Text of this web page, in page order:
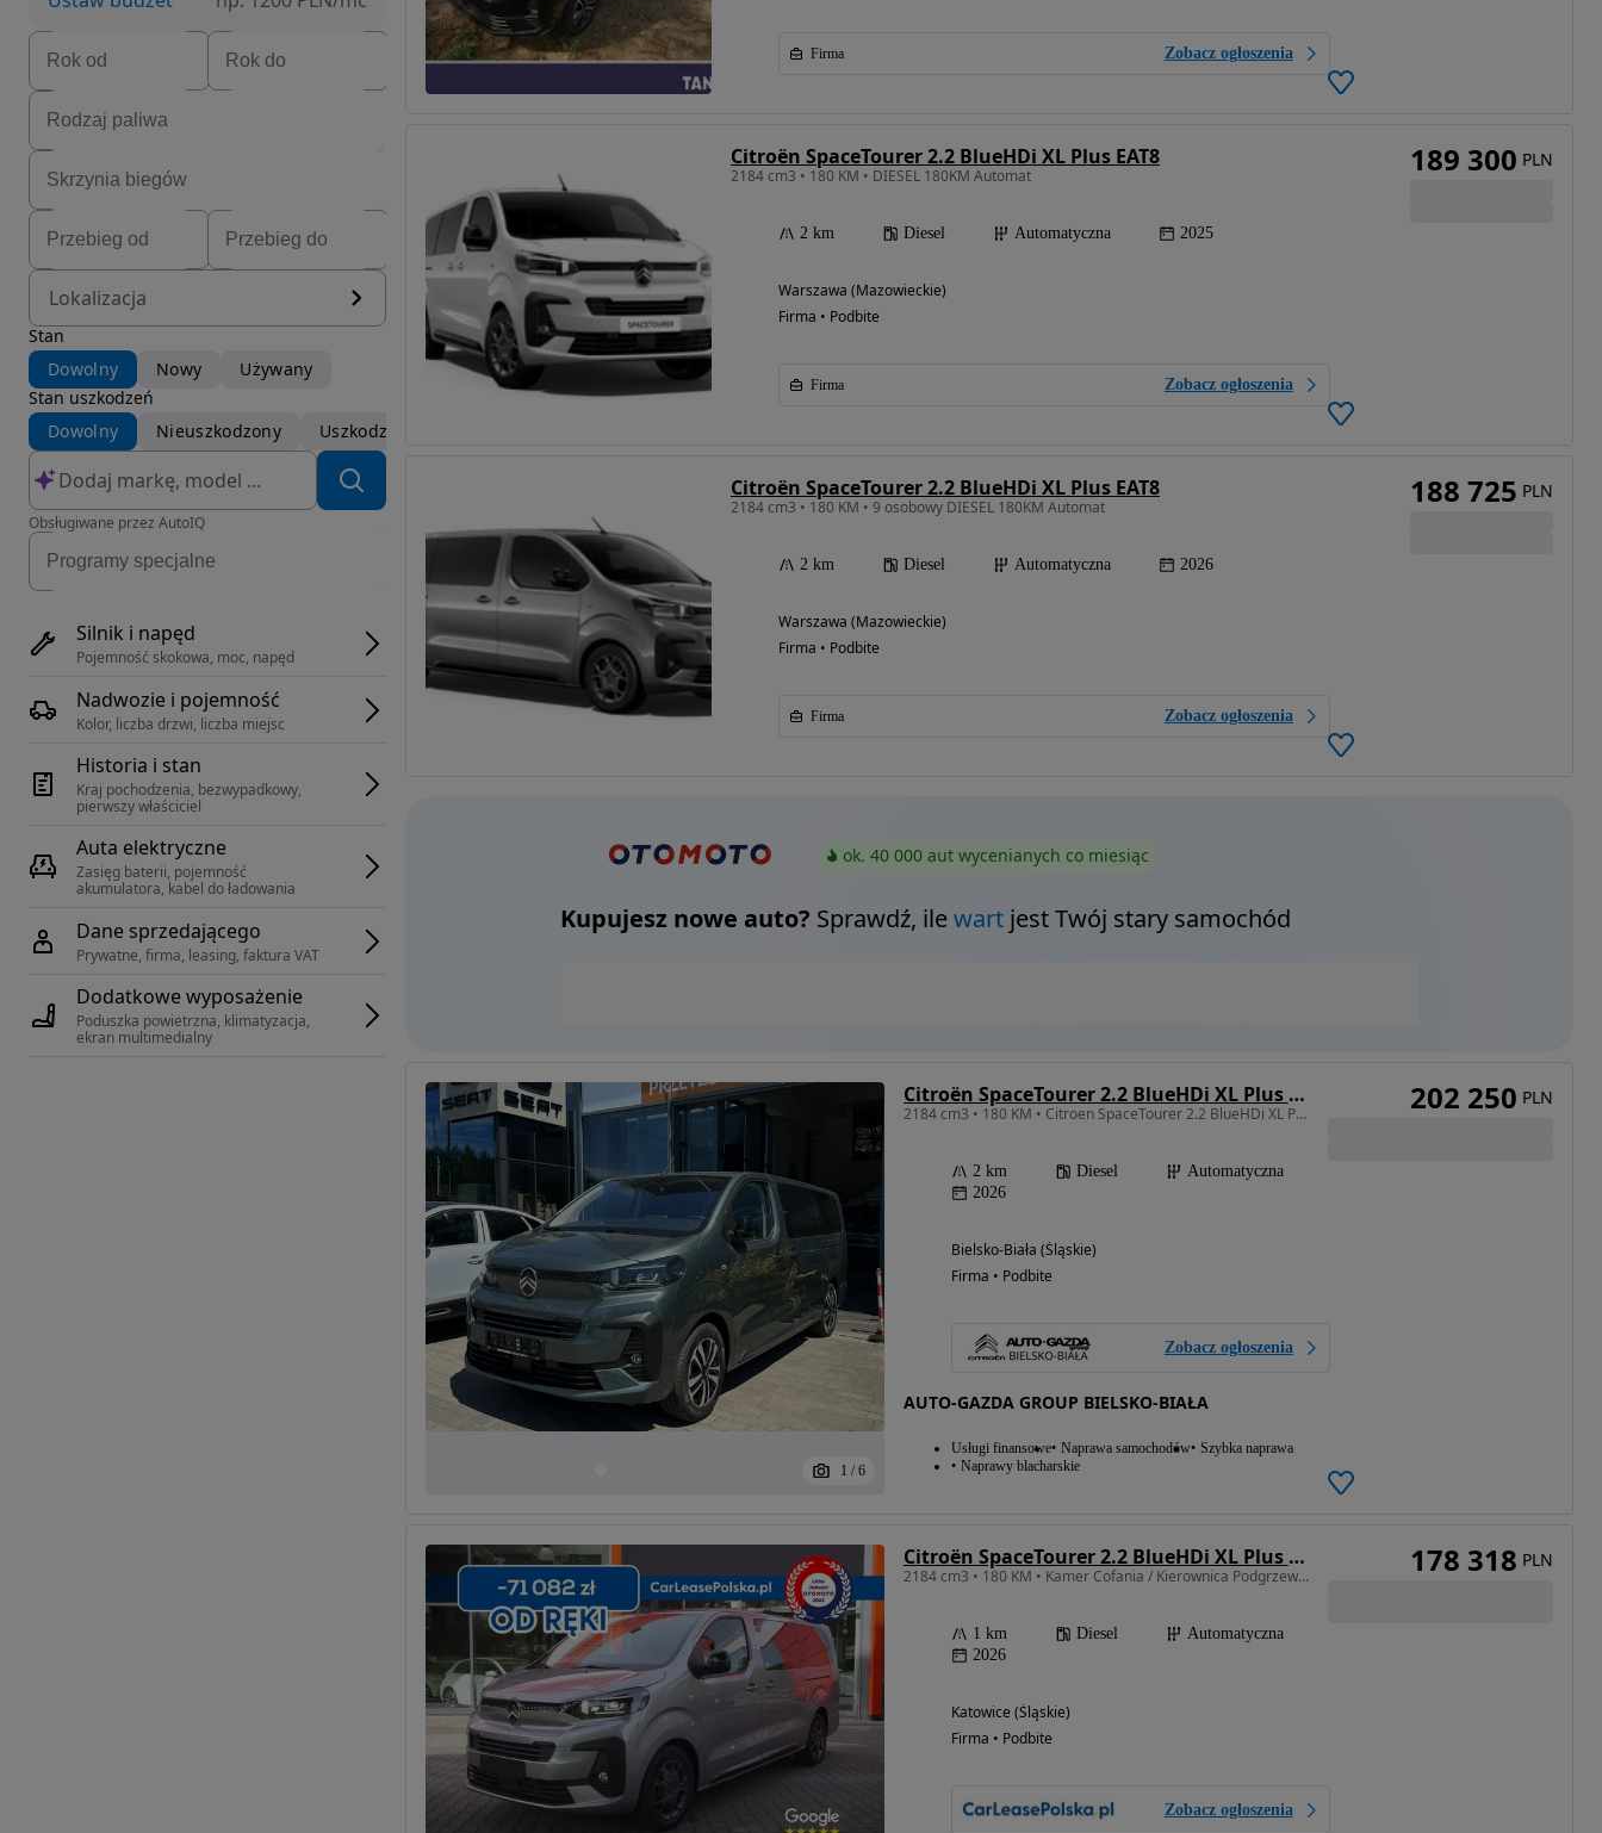
Lokalizacja
Stan
Dowolny
Nowy
Używany
Stan uszkodzeń
Dowolny
Nieuszkodzony Uszkodzony
Obsługiwane przez AutoIQ
Silnik i napęd
Pojemność skokowa, moc, napęd
Nadwozie i pojemność
Kolor, liczba drzwi, liczba miejsc
Historia i stan
Kraj pochodzenia, bezwypadkowy,
pierwszy właściciel
Auta elektryczne
Zasięg baterii, pojemność
akumulatora, kabel do ładowania
Dane sprzedającego
Prywatne, firma, leasing, faktura VAT
Dodatkowe wyposażenie
Poduszka powietrzna, klimatyzacja,
ekran multimedialny
Firma Zobacz ogłoszenia
Citroën SpaceTourer 2.2 BlueHDi XL Plus EAT8
2184 cm3 • 180 KM • DIESEL 180KM Automat
2 km Diesel Automatyczna 2025
Warszawa (Mazowieckie)
Firma • Podbite
Firma Zobacz ogłoszenia
189 300 PLN
Citroën SpaceTourer 2.2 BlueHDi XL Plus EAT8
2184 cm3 • 180 KM • 9 osobowy DIESEL 180KM Automat
2 km Diesel Automatyczna 2026
Warszawa (Mazowieckie)
Firma • Podbite
Firma Zobacz ogłoszenia
188 725 PLN
ok. 40 000 aut wycenianych co miesiąc
Kupujesz nowe auto? Sprawdź, ilewartjest Twój stary samochód
1 / 6
Citroën SpaceTourer 2.2 BlueHDi XL Plus EAT8
2184 cm3 • 180 KM • Citroen SpaceTourer 2.2 BlueHDi XL Plus EAT8 180KM Diesel
2 km Diesel
Automatyczna
2026
Bielsko-Biała (Śląskie)
Firma • Podbite
Zobacz ogłoszenia
AUTO-GAZDA GROUP BIELSKO-BIAŁA
Usługi finansowe Naprawa samochodów Szybka naprawa
Naprawy blacharskie
202 250 PLN
Citroën SpaceTourer 2.2 BlueHDi XL Plus EAT8
2184 cm3 • 180 KM • Kamer Cofania / Kierownica Podgrzewana / 9 osobowy
1 km Diesel
Automatyczna
2026
Katowice (Śląskie)
Firma • Podbite
Zobacz ogłoszenia
178 318 PLN